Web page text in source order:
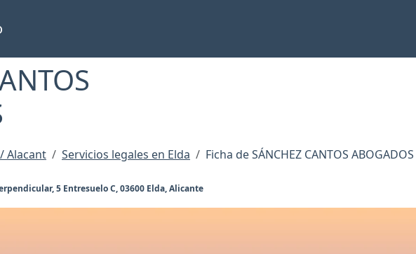
Alacant Servicios legales en Elda Ficha de SÁNCHEZ CANTOS ABOGADOS
5 Entresuelo C, 03600 Elda, Alicante